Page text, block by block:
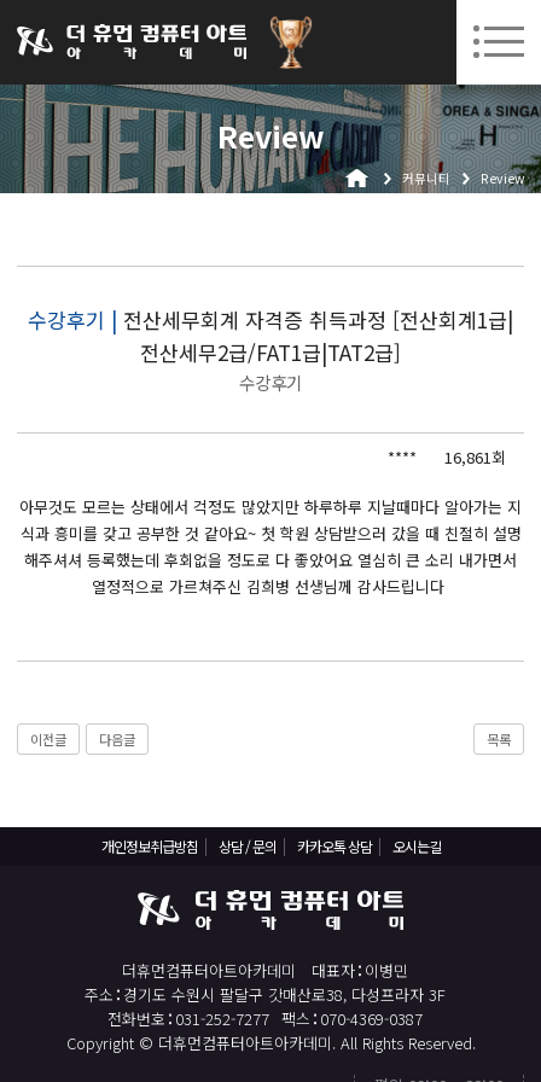
031-252-7277 수원캠퍼스 개강 08. 12.(수)
로그인 회원가입 고객센터
Review
커뮤니티 Review
수강후기 | 전산세무회계 자격증 취득과정 [전산회계1급|
전산세무2급/FAT1급|TAT2급]
수강후기
**** 16,861회
아무것도 모르는 상태에서 걱정도 많았지만 하루하루 지날때마다 알아가는 지
식과 흥미를 갖고 공부한 것 같아요~ 첫 학원 상담받으러 갔을 때 친절히 설명
해주셔셔 등록했는데 후회없을 정도로 다 좋았어요 열심히 큰 소리 내가면서
열정적으로 가르쳐주신 김희병 선생님께 감사드립니다
이전글 다음글 목록
개인정보취급방침 상담 / 문의 카카오톡 상담 오시는길
더휴먼컴퓨터아트아카데미 대표자 이병민
주소 경기도 수원시 팔달구 갓매산로38, 다성프라자 3F
전화번호 031-252-7277 팩스 070-4369-0387
Copyright © 더휴먼컴퓨터아트아카데미. All Rights Reserved.
아카데미소개
인사말
오시는길
국비지원 무료교육
BIM 건축설계 및 실내건축설계(캐드(CAD),맥스(MAX),레빗(REVIT))실무자 양성과정
React, Veu 프레임워크 기반 프론트엔드 개발 양성 지원
반응형/웹퍼블리셔/프론트엔드 웹개발자(웹디자인)
자바(Java)기반 JSP/스프링 웹개발자(정보처리산업기사)(과정평가형)
전산세무회계 자격취득과정[전산회계1급/전산세무2급/FAT1급/TAT2급]
직업상담사 2급 (필기+실기) 자격증 취득과정
일러스트 자격증 취득과정(GTQi 1급)
전산회계 1급 / FAT 1급 자격증 취득과정
전산세무 2급 / TAT 2급 자격증 취득과정